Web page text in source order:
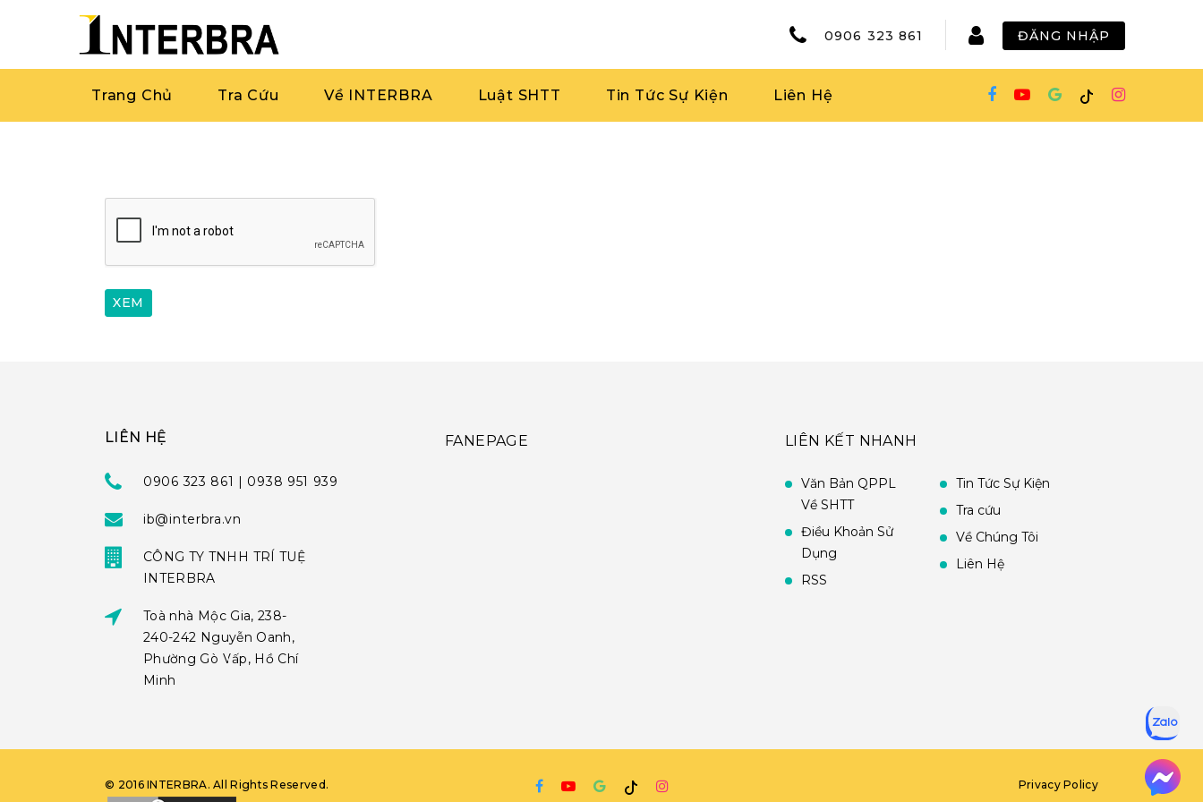
0906 323 861 ĐĂNG NHẬP
Trang Chủ Tra Cứu Về INTERBRA Luật SHTT Tin Tức Sự Kiện Liên Hệ
LIÊN HỆ
0906 323 861 | 0938 951 939
ib@interbra.vn
CÔNG TY TNHH TRÍ TUỆ
INTERBRA
Toà nhà Mộc Gia, 238-
240-242 Nguyễn Oanh,
Phường Gò Vấp, Hồ Chí
Minh
FANEPAGE LIÊN KẾT NHANH
Văn Bản QPPL
Về SHTT
Điều Khoản Sử
Dụng
RSS
Tin Tức Sự Kiện
Tra cứu
Về Chúng Tôi
Liên Hệ
© 2016 INTERBRA. All Rights Reserved. Privacy Policy